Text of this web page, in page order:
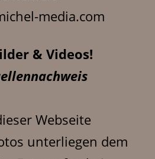
media.com
& Videos!
Webseite
unterliegen dem